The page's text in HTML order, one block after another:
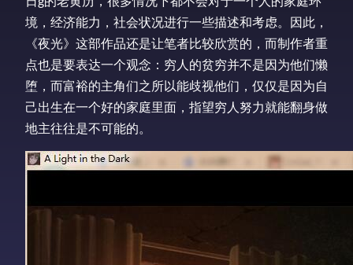
境，经济能力，社会状况进行一些描述和考虑。因此，
《夜光》这部作品还是让笔者比较欣赏的，而制作者重
点也是要表达一个观念：穷人的贫穷并不是因为他们懒
堕，而富裕的主角们之所以能歧视他们，仅仅是因为自
己出生在一个好的家庭里面，指望穷人努力就能翻身做
地主往往是不可能的。